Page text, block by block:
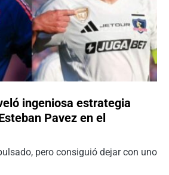
ingeniosa estrategia
Pavez en el
pero consiguió dejar con uno